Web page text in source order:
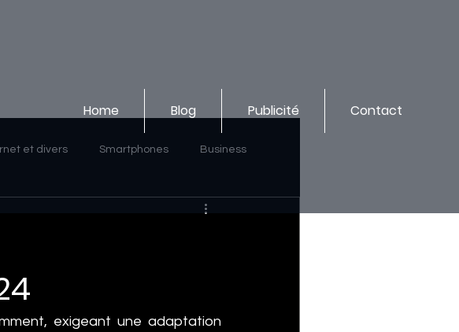
Home Blog Publicité Contact
et divers Smartphones Business
exigeant une adaptation